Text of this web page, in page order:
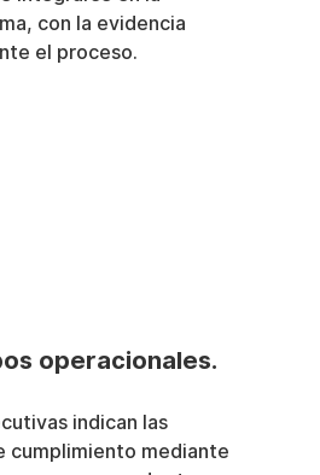
con la evidencia
el proceso.
operacionales.
indican las
cumplimiento mediante